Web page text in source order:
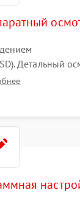
Детальный
RAID-